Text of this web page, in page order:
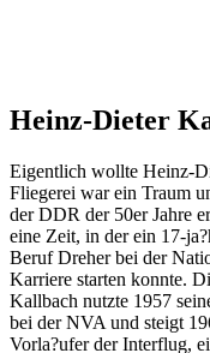
Heinz-Dieter
Eigentlich wollte Heinz-
Fliegerei war ein Traum
der DDR der 50er Jahre
eine Zeit, in der ein 17-
Beruf Dreher bei der
Karriere starten konnte.
Kallbach nutzte 1957
bei der NVA und steigt
Vorla?ufer der Interflug,